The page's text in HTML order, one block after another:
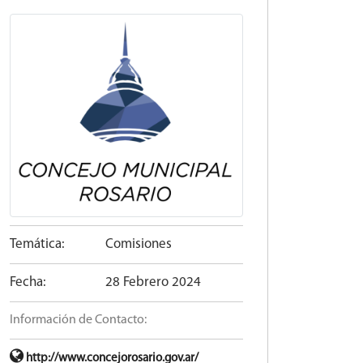
Temática: Comisiones
Fecha: 28 Febrero 2024
Información de Contacto:
http://www.concejorosario.gov.ar/